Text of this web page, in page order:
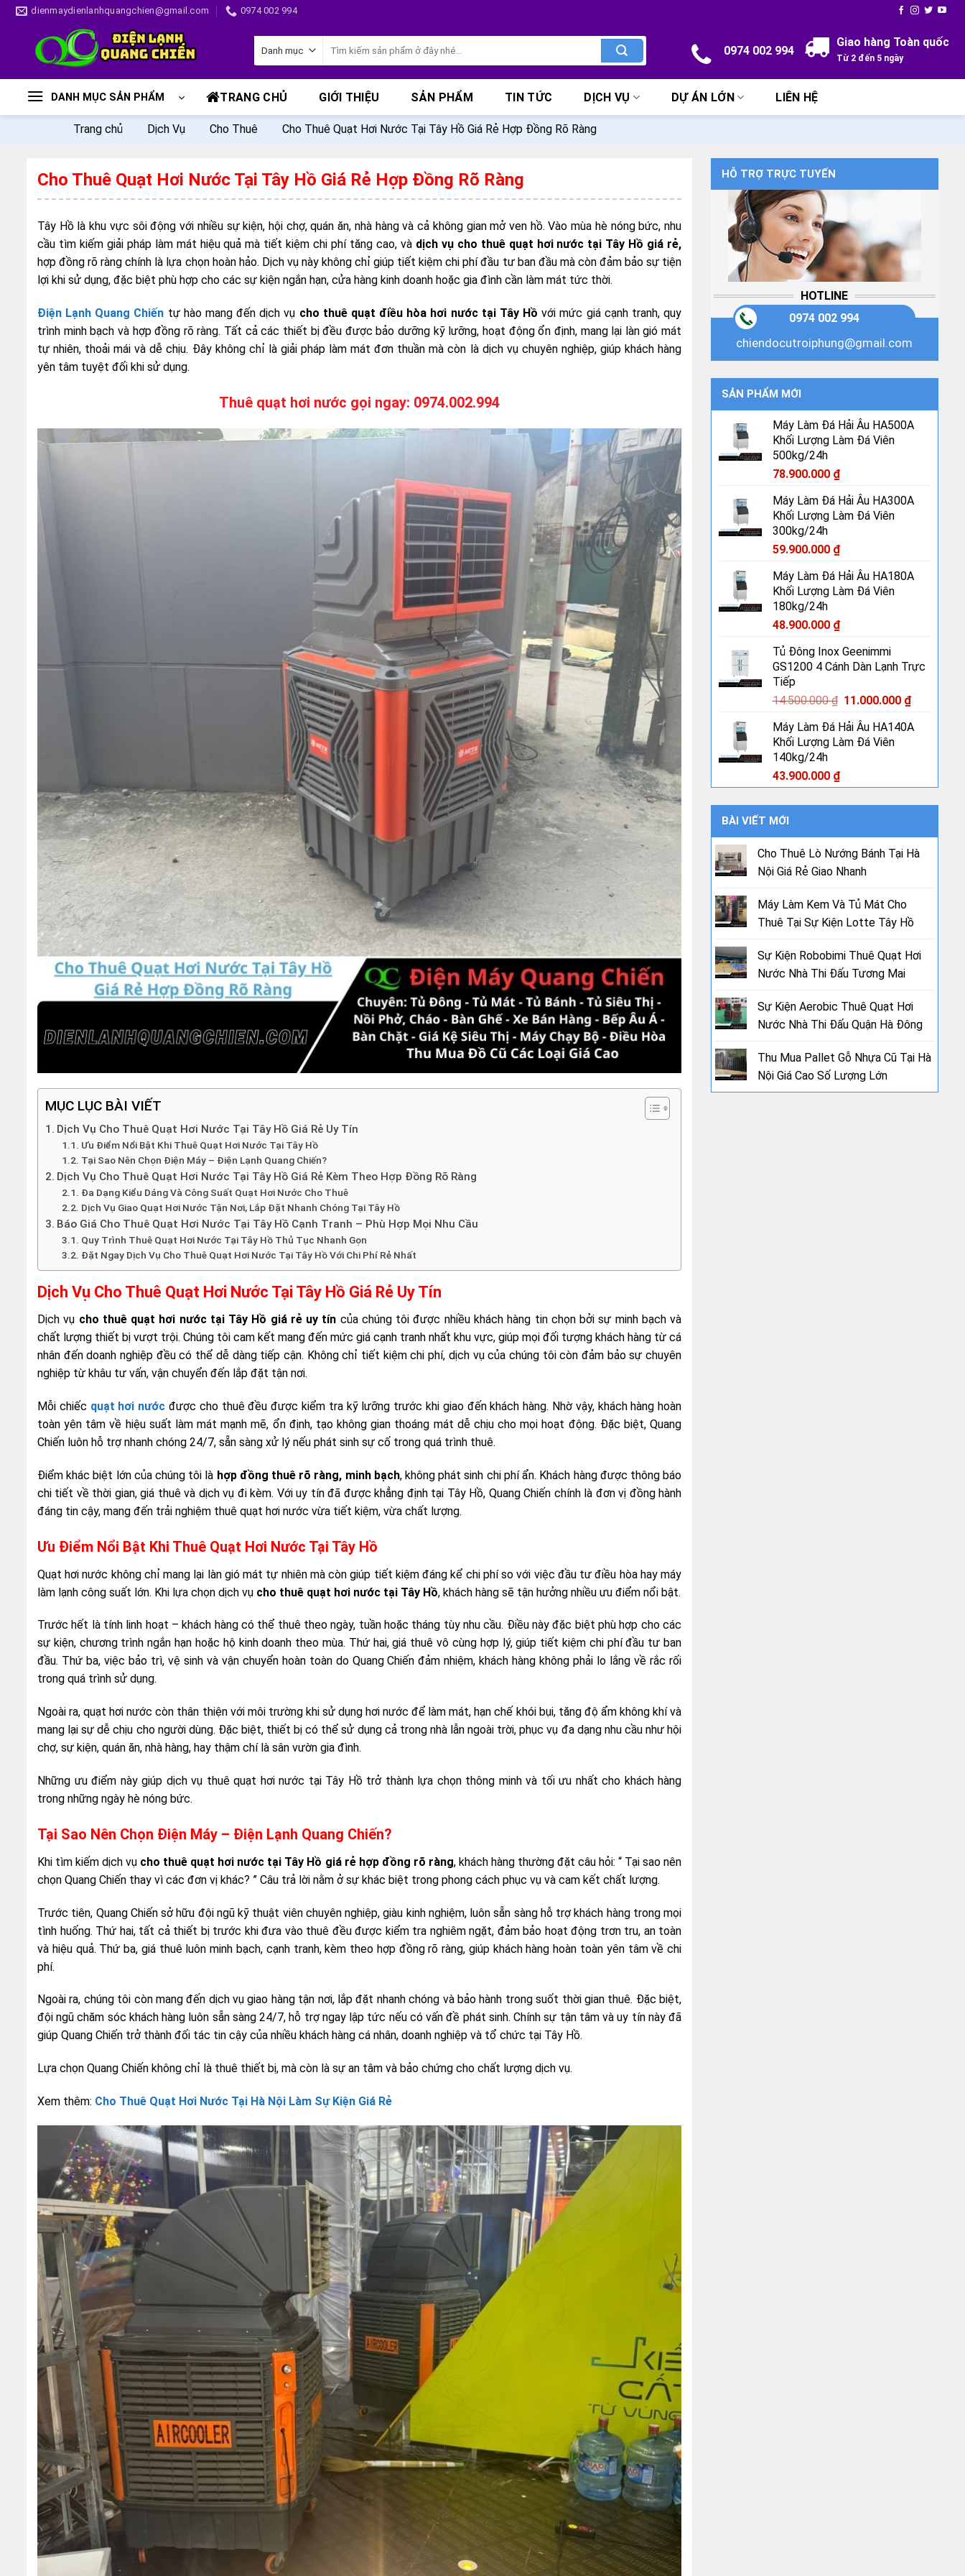
Skip
content
dienmaydienlanhquangchien@gmail.com 0974 002 994
kiếm:
0974 002 994
Giao hàng Toàn quốc
Từ 2 đến 5 ngày
DANH MỤC SẢN PHẨM TRANG CHỦ GIỚI THIỆU SẢN PHẨM TIN TỨC DỊCH VỤ DỰ ÁN LỚN LIÊN HỆ
Trang chủ Dịch Vụ Cho Thuê Cho Thuê Quạt Hơi Nước Tại Tây Hồ Giá Rẻ Hợp Đồng Rõ Ràng
Cho Thuê Quạt Hơi Nước Tại Tây Hồ Giá Rẻ Hợp Đồng Rõ Ràng
Tây Hồ là khu vực sôi động với nhiều sự kiện, hội chợ, quán ăn, nhà hàng và cả không gian mở ven hồ. Vào mùa hè nóng bức, nhu
cầu tìm kiếm giải pháp làm mát hiệu quả mà tiết kiệm chi phí tăng cao, và dịch vụ cho thuê quạt hơi nước tại Tây Hồ giá rẻ,
hợp đồng rõ ràng chính là lựa chọn hoàn hảo. Dịch vụ này không chỉ giúp tiết kiệm chi phí đầu tư ban đầu mà còn đảm bảo sự tiện
lợi khi sử dụng, đặc biệt phù hợp cho các sự kiện ngắn hạn, cửa hàng kinh doanh hoặc gia đình cần làm mát tức thời.
Điện Lạnh Quang Chiến tự hào mang đến dịch vụ cho thuê quạt điều hòa hơi nước tại Tây Hồ với mức giá cạnh tranh, quy
trình minh bạch và hợp đồng rõ ràng. Tất cả các thiết bị đều được bảo dưỡng kỹ lưỡng, hoạt động ổn định, mang lại làn gió mát
tự nhiên, thoải mái và dễ chịu. Đây không chỉ là giải pháp làm mát đơn thuần mà còn là dịch vụ chuyên nghiệp, giúp khách hàng
yên tâm tuyệt đối khi sử dụng.
Thuê quạt hơi nước gọi ngay: 0974.002.994
MỤC LỤC BÀI VIẾT
Dịch Vụ Cho Thuê Quạt Hơi Nước Tại Tây Hồ Giá Rẻ Uy Tín
Ưu Điểm Nổi Bật Khi Thuê Quạt Hơi Nước Tại Tây Hồ
Tại Sao Nên Chọn Điện Máy – Điện Lạnh Quang Chiến?
Dịch Vụ Cho Thuê Quạt Hơi Nước Tại Tây Hồ Giá Rẻ Kèm Theo Hợp Đồng Rõ Ràng
Đa Dạng Kiểu Dáng Và Công Suất Quạt Hơi Nước Cho Thuê
Dịch Vụ Giao Quạt Hơi Nước Tận Nơi, Lắp Đặt Nhanh Chóng Tại Tây Hồ
Báo Giá Cho Thuê Quạt Hơi Nước Tại Tây Hồ Cạnh Tranh – Phù Hợp Mọi Nhu Cầu
Quy Trình Thuê Quạt Hơi Nước Tại Tây Hồ Thủ Tục Nhanh Gọn
Đặt Ngay Dịch Vụ Cho Thuê Quạt Hơi Nước Tại Tây Hồ Với Chi Phí Rẻ Nhất
Dịch Vụ Cho Thuê Quạt Hơi Nước Tại Tây Hồ Giá Rẻ Uy Tín
Dịch vụ cho thuê quạt hơi nước tại Tây Hồ giá rẻ uy tín của chúng tôi được nhiều khách hàng tin chọn bởi sự minh bạch và
chất lượng thiết bị vượt trội. Chúng tôi cam kết mang đến mức giá cạnh tranh nhất khu vực, giúp mọi đối tượng khách hàng từ cá
nhân đến doanh nghiệp đều có thể dễ dàng tiếp cận. Không chỉ tiết kiệm chi phí, dịch vụ của chúng tôi còn đảm bảo sự chuyên
nghiệp từ khâu tư vấn, vận chuyển đến lắp đặt tận nơi.
Mỗi chiếc quạt hơi nước được cho thuê đều được kiểm tra kỹ lưỡng trước khi giao đến khách hàng. Nhờ vậy, khách hàng hoàn
toàn yên tâm về hiệu suất làm mát mạnh mẽ, ổn định, tạo không gian thoáng mát dễ chịu cho mọi hoạt động. Đặc biệt, Quang
Chiến luôn hỗ trợ nhanh chóng 24/7, sẵn sàng xử lý nếu phát sinh sự cố trong quá trình thuê.
Điểm khác biệt lớn của chúng tôi là hợp đồng thuê rõ ràng, minh bạch, không phát sinh chi phí ẩn. Khách hàng được thông báo
chi tiết về thời gian, giá thuê và dịch vụ đi kèm. Với uy tín đã được khẳng định tại Tây Hồ, Quang Chiến chính là đơn vị đồng hành
đáng tin cậy, mang đến trải nghiệm thuê quạt hơi nước vừa tiết kiệm, vừa chất lượng.
Ưu Điểm Nổi Bật Khi Thuê Quạt Hơi Nước Tại Tây Hồ
Quạt hơi nước không chỉ mang lại làn gió mát tự nhiên mà còn giúp tiết kiệm đáng kể chi phí so với việc đầu tư điều hòa hay máy
làm lạnh công suất lớn. Khi lựa chọn dịch vụ cho thuê quạt hơi nước tại Tây Hồ, khách hàng sẽ tận hưởng nhiều ưu điểm nổi bật.
Trước hết là tính linh hoạt – khách hàng có thể thuê theo ngày, tuần hoặc tháng tùy nhu cầu. Điều này đặc biệt phù hợp cho các
sự kiện, chương trình ngắn hạn hoặc hộ kinh doanh theo mùa. Thứ hai, giá thuê vô cùng hợp lý, giúp tiết kiệm chi phí đầu tư ban
đầu. Thứ ba, việc bảo trì, vệ sinh và vận chuyển hoàn toàn do Quang Chiến đảm nhiệm, khách hàng không phải lo lắng về rắc rối
trong quá trình sử dụng.
Ngoài ra, quạt hơi nước còn thân thiện với môi trường khi sử dụng hơi nước để làm mát, hạn chế khói bụi, tăng độ ẩm không khí và
mang lại sự dễ chịu cho người dùng. Đặc biệt, thiết bị có thể sử dụng cả trong nhà lẫn ngoài trời, phục vụ đa dạng nhu cầu như hội
chợ, sự kiện, quán ăn, nhà hàng, hay thậm chí là sân vườn gia đình.
Những ưu điểm này giúp dịch vụ thuê quạt hơi nước tại Tây Hồ trở thành lựa chọn thông minh và tối ưu nhất cho khách hàng
trong những ngày hè nóng bức.
Tại Sao Nên Chọn Điện Máy – Điện Lạnh Quang Chiến?
Khi tìm kiếm dịch vụ cho thuê quạt hơi nước tại Tây Hồ giá rẻ hợp đồng rõ ràng, khách hàng thường đặt câu hỏi: “ Tại sao nên
chọn Quang Chiến thay vì các đơn vị khác? ” Câu trả lời nằm ở sự khác biệt trong phong cách phục vụ và cam kết chất lượng.
Trước tiên, Quang Chiến sở hữu đội ngũ kỹ thuật viên chuyên nghiệp, giàu kinh nghiệm, luôn sẵn sàng hỗ trợ khách hàng trong mọi
tình huống. Thứ hai, tất cả thiết bị trước khi đưa vào thuê đều được kiểm tra nghiêm ngặt, đảm bảo hoạt động trơn tru, an toàn
và hiệu quả. Thứ ba, giá thuê luôn minh bạch, cạnh tranh, kèm theo hợp đồng rõ ràng, giúp khách hàng hoàn toàn yên tâm về chi
phí.
Ngoài ra, chúng tôi còn mang đến dịch vụ giao hàng tận nơi, lắp đặt nhanh chóng và bảo hành trong suốt thời gian thuê. Đặc biệt,
đội ngũ chăm sóc khách hàng luôn sẵn sàng 24/7, hỗ trợ ngay lập tức nếu có vấn đề phát sinh. Chính sự tận tâm và uy tín này đã
giúp Quang Chiến trở thành đối tác tin cậy của nhiều khách hàng cá nhân, doanh nghiệp và tổ chức tại Tây Hồ.
Lựa chọn Quang Chiến không chỉ là thuê thiết bị, mà còn là sự an tâm và bảo chứng cho chất lượng dịch vụ.
Xem thêm: Cho Thuê Quạt Hơi Nước Tại Hà Nội Làm Sự Kiện Giá Rẻ
HỖ TRỢ TRỰC TUYẾN
HOTLINE
0974 002 994
chiendocutroiphung@gmail.com
SẢN PHẨM MỚI
Máy Làm Đá Hải Âu HA500A
Khối Lượng Làm Đá Viên
500kg/24h
78.900.000 ₫
Máy Làm Đá Hải Âu HA300A
Khối Lượng Làm Đá Viên
300kg/24h
59.900.000 ₫
Máy Làm Đá Hải Âu HA180A
Khối Lượng Làm Đá Viên
180kg/24h
48.900.000 ₫
Tủ Đông Inox Geenimmi
GS1200 4 Cánh Dàn Lạnh Trực
Tiếp
14.500.000₫ Giá
là:
14.500.000 ₫.
11.000.000 ₫Giá
tại
Máy Làm Đá Hải Âu HA140A
Khối Lượng Làm Đá Viên
140kg/24h
43.900.000 ₫
BÀI VIẾT MỚI
Cho Thuê Lò Nướng Bánh Tại Hà
Nội Giá Rẻ Giao Nhanh
Máy Làm Kem Và Tủ Mát Cho
Thuê Tại Sự Kiện Lotte Tây Hồ
Sự Kiện Robobimi Thuê Quạt Hơi
Nước Nhà Thi Đấu Tương Mai
Sự Kiện Aerobic Thuê Quạt Hơi
Nước Nhà Thi Đấu Quận Hà Đông
Thu Mua Pallet Gỗ Nhựa Cũ Tại Hà
Nội Giá Cao Số Lượng Lớn